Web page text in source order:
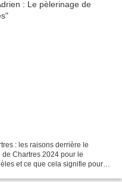
: les raisons derrière le
Chartres 2024 pour le
et ce que cela signifie pour